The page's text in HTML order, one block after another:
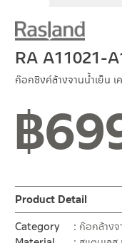
RA A11021-
ก๊อกซิงค์ล้างจานน้ำเย็น เ
฿
Product Detail
Category
ก๊อกล้างจ